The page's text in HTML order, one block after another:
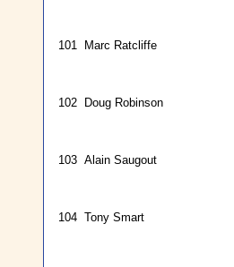
101 Marc Ratcliffe
102 Doug Robinson
103 Alain Saugout
104 Tony Smart